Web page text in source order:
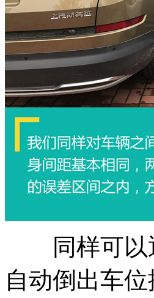
同样可以
自动倒出车